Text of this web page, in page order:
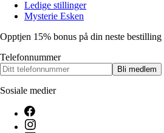
Ledige stillinger
Mysterie Esken
Opptjen 15% bonus på din neste bestilling
Telefonnummer
Bli medlem
Sosiale medier